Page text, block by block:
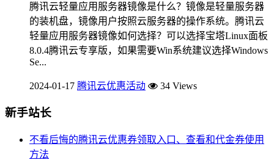
腾讯云轻量应用服务器镜像是什么？镜像是轻量服务器
的装机盘，镜像用户按照云服务器的操作系统。腾讯云
轻量应用服务器镜像如何选择？可以选择宝塔Linux面板
8.0.4腾讯云专享版，如果需要Win系统建议选择Windows
Se...
2024-01-17 腾讯云优惠活动 34 Views
新手站长
不看后悔的腾讯云优惠券领取入口、查看和代金券使用
方法